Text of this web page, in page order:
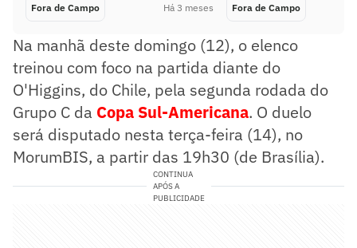
Fora de Campo Há 3 meses Fora de Campo
Na manhã deste domingo (12), o elenco
treinou com foco na partida diante do
O'Higgins, do Chile, pela segunda rodada do
Grupo C da Copa Sul-Americana. O duelo
será disputado nesta terça-feira (14), no
MorumBIS, a partir das 19h30 (de Brasília).
CONTINUA
APÓS A
PUBLICIDADE